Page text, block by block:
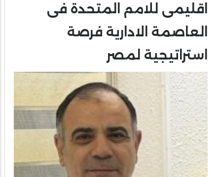
اقليمى للامم المتحدة فى
العاصمة الادارية فرصة
استراتيجية لمصر